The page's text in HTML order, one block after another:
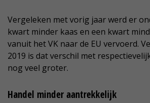
Vergeleken met vorig jaar werd er
kwart minder kaas en een kwart
vanuit het VK naar de EU vervoerd.
2019 is dat verschil met
nog veel groter.
Handel minder aantrekkelijk